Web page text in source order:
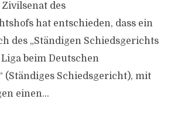
des
hat entschieden, dass ein
des „Ständigen Schiedsgerichts
beim Deutschen
(Ständiges Schiedsgericht), mit
einen...